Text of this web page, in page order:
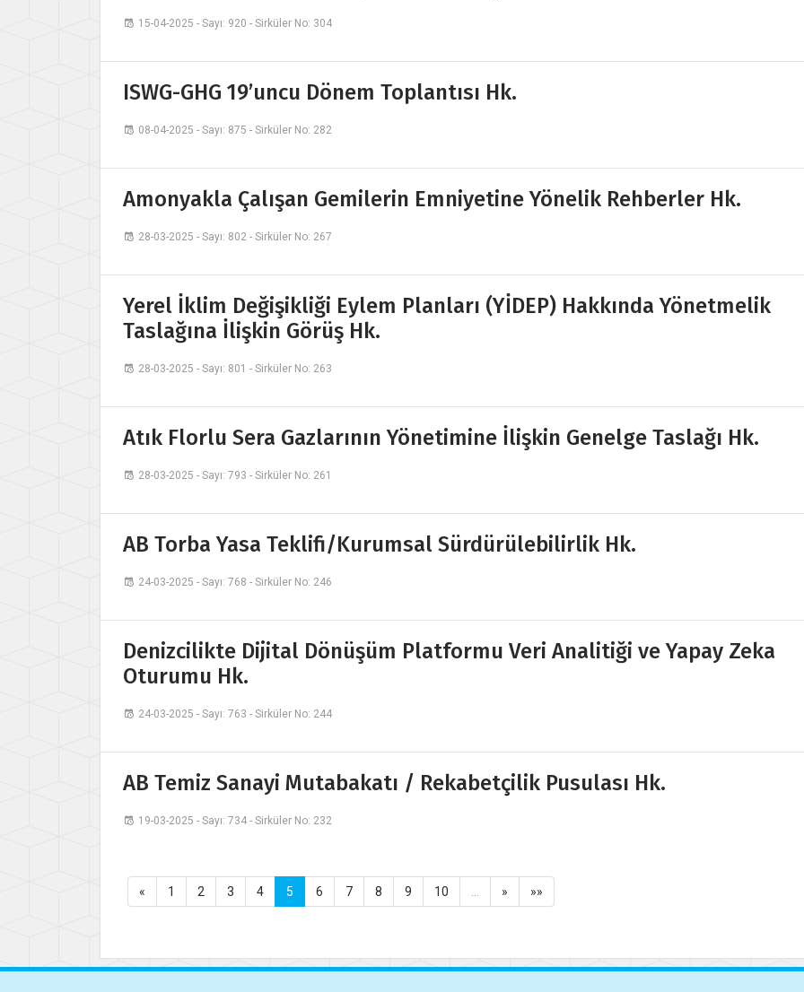
15-04-2025 - Sayı: 920 - Sirküler No: 304
ISWG-GHG 19’uncu Dönem Toplantısı Hk.
08-04-2025 - Sayı: 875 - Sirküler No: 282
Amonyakla Çalışan Gemilerin Emniyetine Yönelik Rehberler Hk.
28-03-2025 - Sayı: 802 - Sirküler No: 267
Yerel İklim Değişikliği Eylem Planları (YİDEP) Hakkında Yönetmelik
Taslağına İlişkin Görüş Hk.
28-03-2025 - Sayı: 801 - Sirküler No: 263
Atık Florlu Sera Gazlarının Yönetimine İlişkin Genelge Taslağı Hk.
28-03-2025 - Sayı: 793 - Sirküler No: 261
AB Torba Yasa Teklifi/Kurumsal Sürdürülebilirlik Hk.
24-03-2025 - Sayı: 768 - Sirküler No: 246
Denizcilikte Dijital Dönüşüm Platformu Veri Analitiği ve Yapay Zeka
Oturumu Hk.
24-03-2025 - Sayı: 763 - Sirküler No: 244
AB Temiz Sanayi Mutabakatı / Rekabetçilik Pusulası Hk.
19-03-2025 - Sayı: 734 - Sirküler No: 232
« 1 2 3 4 5 6 7 8 9 10 … » »»